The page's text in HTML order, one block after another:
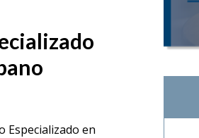
Especializado en